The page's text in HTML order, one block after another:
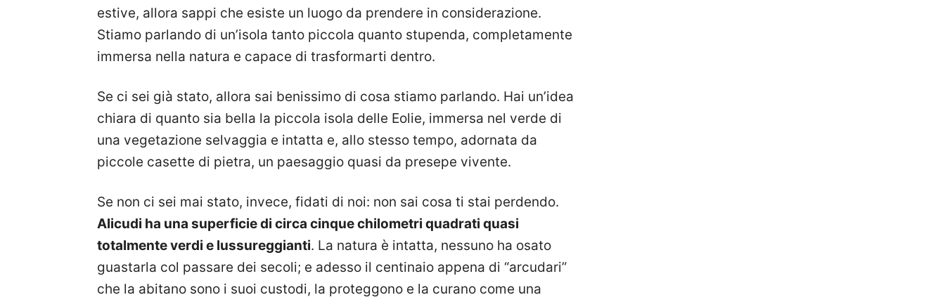
estive, allora sappi che esiste un luogo da prendere in considerazione.
Stiamo parlando di un’isola tanto piccola quanto stupenda, completamente
immersa nella natura e capace di trasformarti dentro.
Se ci sei già stato, allora sai benissimo di cosa stiamo parlando. Hai un’idea
chiara di quanto sia bella la piccola isola delle Eolie, immersa nel verde di
una vegetazione selvaggia e intatta e, allo stesso tempo, adornata da
piccole casette di pietra, un paesaggio quasi da presepe vivente.
Se non ci sei mai stato, invece, fidati di noi: non sai cosa ti stai perdendo.
Alicudi ha una superficie di circa cinque chilometri quadrati quasi
totalmente verdi e lussureggianti. La natura è intatta, nessuno ha osato
guastarla col passare dei secoli; e adesso il centinaio appena di “arcudari”
che la abitano sono i suoi custodi, la proteggono e la curano come una